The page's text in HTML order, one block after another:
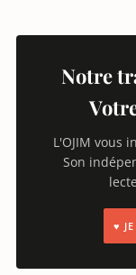
Notre
L'OJIM vous
Son
♥